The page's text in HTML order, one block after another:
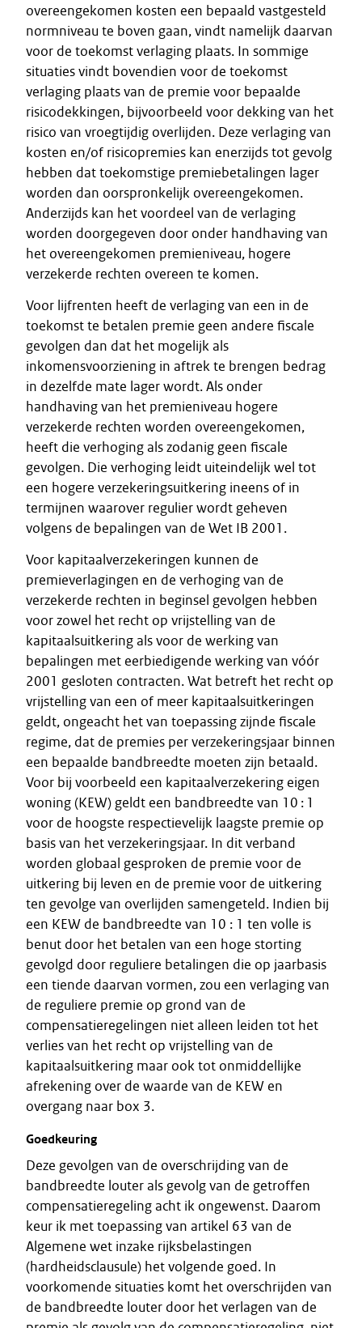
overeengekomen kosten een bepaald vastgesteld
normniveau te boven gaan, vindt namelijk daarvan
voor de toekomst verlaging plaats. In sommige
situaties vindt bovendien voor de toekomst
verlaging plaats van de premie voor bepaalde
risicodekkingen, bijvoorbeeld voor dekking van het
risico van vroegtijdig overlijden. Deze verlaging van
kosten en/of risicopremies kan enerzijds tot gevolg
hebben dat toekomstige premiebetalingen lager
worden dan oorspronkelijk overeengekomen.
Anderzijds kan het voordeel van de verlaging
worden doorgegeven door onder handhaving van
het overeengekomen premieniveau, hogere
verzekerde rechten overeen te komen.
Voor lijfrenten heeft de verlaging van een in de
toekomst te betalen premie geen andere fiscale
gevolgen dan dat het mogelijk als
inkomensvoorziening in aftrek te brengen bedrag
in dezelfde mate lager wordt. Als onder
handhaving van het premieniveau hogere
verzekerde rechten worden overeengekomen,
heeft die verhoging als zodanig geen fiscale
gevolgen. Die verhoging leidt uiteindelijk wel tot
een hogere verzekeringsuitkering ineens of in
termijnen waarover regulier wordt geheven
volgens de bepalingen van de Wet IB 2001.
Voor kapitaalverzekeringen kunnen de
premieverlagingen en de verhoging van de
verzekerde rechten in beginsel gevolgen hebben
voor zowel het recht op vrijstelling van de
kapitaalsuitkering als voor de werking van
bepalingen met eerbiedigende werking van vóór
2001 gesloten contracten. Wat betreft het recht op
vrijstelling van een of meer kapitaalsuitkeringen
geldt, ongeacht het van toepassing zijnde fiscale
regime, dat de premies per verzekeringsjaar binnen
een bepaalde bandbreedte moeten zijn betaald.
Voor bij voorbeeld een kapitaalverzekering eigen
woning (KEW) geldt een bandbreedte van 10 : 1
voor de hoogste respectievelijk laagste premie op
basis van het verzekeringsjaar. In dit verband
worden globaal gesproken de premie voor de
uitkering bij leven en de premie voor de uitkering
ten gevolge van overlijden samengeteld. Indien bij
een KEW de bandbreedte van 10 : 1 ten volle is
benut door het betalen van een hoge storting
gevolgd door reguliere betalingen die op jaarbasis
een tiende daarvan vormen, zou een verlaging van
de reguliere premie op grond van de
compensatieregelingen niet alleen leiden tot het
verlies van het recht op vrijstelling van de
kapitaalsuitkering maar ook tot onmiddellijke
afrekening over de waarde van de KEW en
overgang naar box 3.
Goedkeuring
Deze gevolgen van de overschrijding van de
bandbreedte louter als gevolg van de getroffen
compensatieregeling acht ik ongewenst. Daarom
keur ik met toepassing van artikel 63 van de
Algemene wet inzake rijksbelastingen
(hardheidsclausule) het volgende goed. In
voorkomende situaties komt het overschrijden van
de bandbreedte louter door het verlagen van de